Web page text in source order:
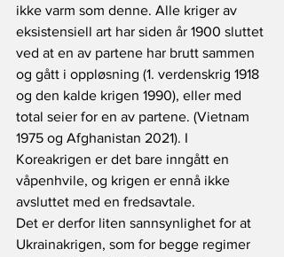
ikke varm som denne. Alle kriger av
eksistensiell art har siden år 1900 sluttet
ved at en av partene har brutt sammen
og gått i oppløsning (1. verdenskrig 1918
og den kalde krigen 1990), eller med
total seier for en av partene. (Vietnam
1975 og Afghanistan 2021). I
Koreakrigen er det bare inngått en
våpenhvile, og krigen er ennå ikke
avsluttet med en fredsavtale.
Det er derfor liten sannsynlighet for at
Ukrainakrigen, som for begge regimer